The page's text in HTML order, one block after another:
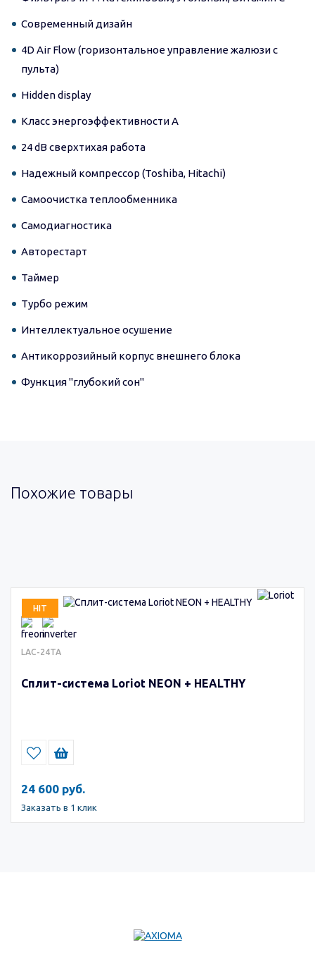
Современный дизайн
4D Air Flow (горизонтальное управление жалюзи с
пульта)
Hidden display
Класс энергоэффективности А
24 dB cверхтихая работа
Надежный компрессор (Toshiba, Hitachi)
Самоочистка теплообменника
Самодиагностика
Авторестарт
Таймер
Турбо режим
Интеллектуальное осушение
Антикоррозийный корпус внешнего блока
Функция "глубокий сон"
Похожие товары
HIT
LAC-24TA
Сплит-система Loriot NEON + HEALTHY
24 600 руб.
Заказать в 1 клик